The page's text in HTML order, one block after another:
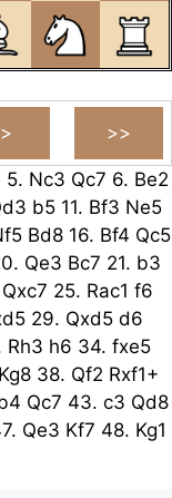
5. Nc3 Qc7 6. Be2
b5 11. Bf3 Ne5
Bd8 16. Bf4 Qc5
Qe3 Bc7 21. b3
Qxc7 25. Rac1 f6
29. Qxd5 d6
Rh3 h6 34. fxe5
Kg8 38. Qf2 Rxf1+
Qc7 43. c3 Qd8
Qe3 Kf7 48. Kg1